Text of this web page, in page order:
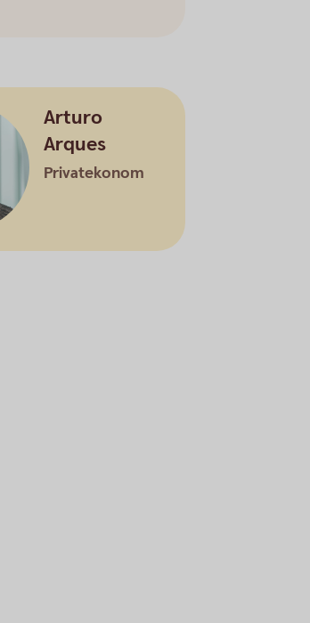
Arturo
Arques
Privatekonom